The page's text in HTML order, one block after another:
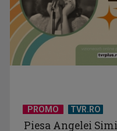
Spectacolul rezistenței,
PROMO TVR.RO